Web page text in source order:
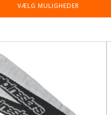
VÆLG MULIGHEDER